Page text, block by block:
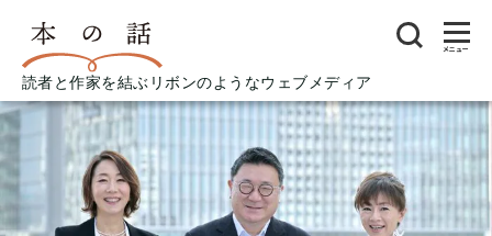
読者と作家を結ぶリボンのようなウェブメディア
メニュー